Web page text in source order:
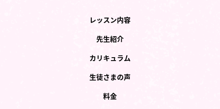
レッスン内容
先生紹介
カリキュラム
生徒さまの声
料金